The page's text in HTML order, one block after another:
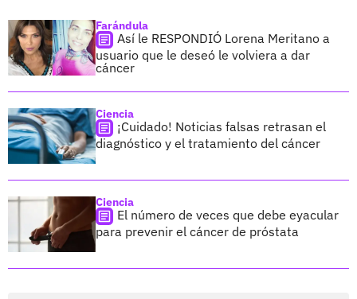
Farándula
Así le RESPONDIÓ Lorena Meritano a
usuario que le deseó le volviera a dar
cáncer
Ciencia
¡Cuidado! Noticias falsas retrasan el
diagnóstico y el tratamiento del cáncer
Ciencia
El número de veces que debe eyacular
para prevenir el cáncer de próstata